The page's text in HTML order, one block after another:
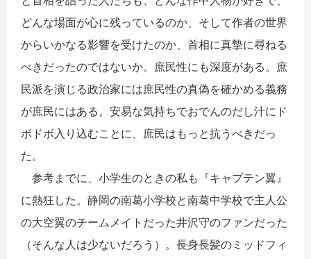
どんな場面が心に残っているのか、そして作者の世界
からいかなる影響を受けたのか、首相に真摯に尋ねる
べきだったのではないか。庶民性にも深度がある。庶
民派を演じる政治家には庶民性の真偽を確かめる義務
が庶民にはある。安易な気持ちでおでんのだし汁にド
ボドボ入り込むことに、庶民はもっと抗うべきだっ
た。
参考までに、小学生のときの私も『キャプテン翼』
に熱狂した。静岡の南葛小学校と南葛中学校で主人公
の大空翼のチームメイトだった井沢守のファンだった
（そんな人は少ないだろう）。長身長髪のミッドフィ